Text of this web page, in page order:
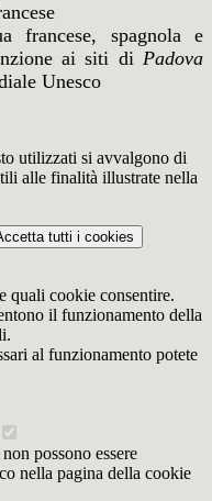
francese, spagnola e
ai siti di Padova
Unesco
utilizzati si avvalgono di
alle finalità illustrate nella
tutti i cookies
quali cookie consentire.
il funzionamento della
al funzionamento potete
possono essere
nella pagina della cookie